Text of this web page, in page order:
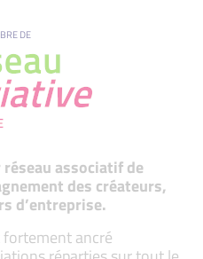
DE
associatif de
des créateurs,
d’entreprise.
fortement ancré